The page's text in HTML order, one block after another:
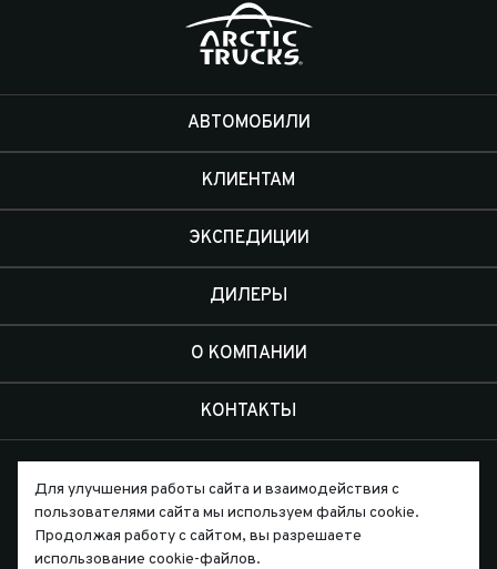
АВТОМОБИЛИ
КЛИЕНТАМ
ЭКСПЕДИЦИИ
ДИЛЕРЫ
О КОМПАНИИ
КОНТАКТЫ
Письмо директору
Для улучшения работы сайта и взаимодействия с
пользователями сайта мы используем файлы cookie.
Продолжая работу с сайтом, вы разрешаете
использование cookie-файлов.